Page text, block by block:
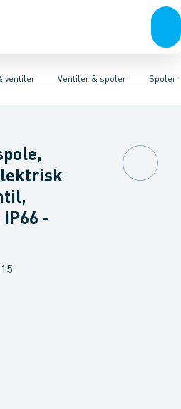
ventiler Fordampere
Ventiler & spoler
Sensorer & transmitterer Spoler
til kølemiddel
IP66 -